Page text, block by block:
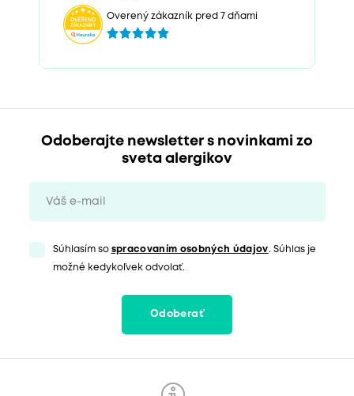
Overený zákazník pred 7 dňami
Odoberajte newsletter s novinkami zo
sveta alergikov
Súhlasím so spracovaním osobných údajov. Súhlas je
možné kedykoľvek odvolať.
Odoberať